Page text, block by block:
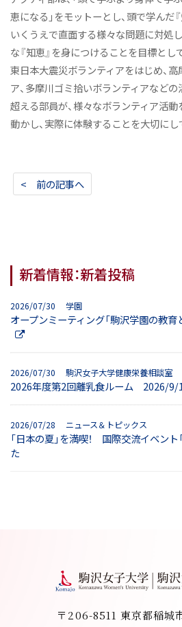
恵になる」をモットーとし、頭で学んだ
いくうえで直面する様々な問題に対処
な『知恵』を身につけることを目標とし
東日本大震災ボランティアをはじめ、
ア、多摩川ゴミ拾いボランティアなどの
超える部員が、様々なボランティア活動
動かし、実際に体験することを大切にし
< 前の記事へ
新着情報：新着投稿
2026/07/30 学園
オープンミーティング「駒沢学園の教育
2026/07/30 駒沢女子大学健康栄養相談室
2026年度第2回離乳食ルーム 2026/9/
2026/07/28 ニュース＆トピックス
「日本の夏」を満喫！ 国際交流イベント
た
〒206-8511 東京都稲城